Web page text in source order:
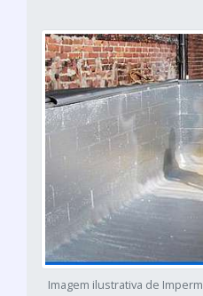
Imagem ilustrativa de